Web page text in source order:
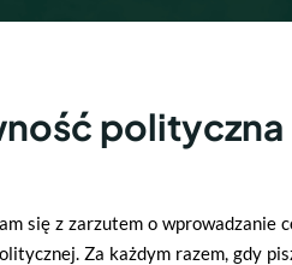
polityczna
się z zarzutem o wprowadzanie
Za każdym razem, gdy